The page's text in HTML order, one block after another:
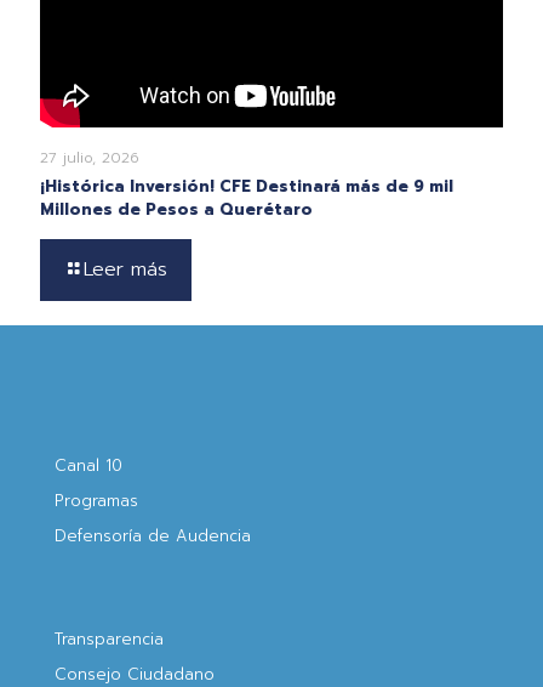
27 julio, 2026
¡Histórica Inversión! CFE Destinará más de 9 mil
Millones de Pesos a Querétaro
Leer más
Canal 10
Programas
Defensoría de Audencia
Transparencia
Consejo Ciudadano